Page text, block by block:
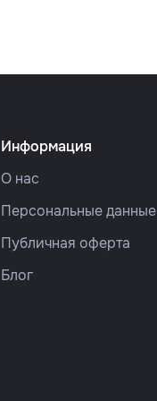
Информация
О нас
Персональные данные
Публичная оферта
Блог